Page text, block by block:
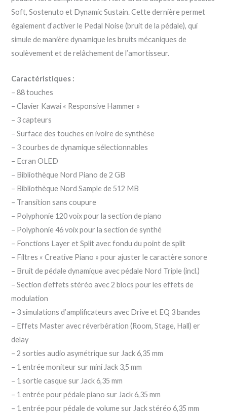
Soft, Sostenuto et Dynamic Sustain. Cette dernière permet
également d’activer le Pedal Noise (bruit de la pédale), qui
simule de manière dynamique les bruits mécaniques de
soulèvement et de relâchement de l’amortisseur.
Caractéristiques :
– 88 touches
– Clavier Kawai « Responsive Hammer »
– 3 capteurs
– Surface des touches en ivoire de synthèse
– 3 courbes de dynamique sélectionnables
– Ecran OLED
– Bibliothèque Nord Piano de 2 GB
– Bibliothèque Nord Sample de 512 MB
– Transition sans coupure
– Polyphonie 120 voix pour la section de piano
– Polyphonie 46 voix pour la section de synthé
– Fonctions Layer et Split avec fondu du point de split
– Filtres « Creative Piano » pour ajuster le caractère sonore
– Bruit de pédale dynamique avec pédale Nord Triple (incl.)
– Section d’effets stéréo avec 2 blocs pour les effets de
modulation
– 3 simulations d’amplificateurs avec Drive et EQ 3 bandes
– Effets Master avec réverbération (Room, Stage, Hall) er
delay
– 2 sorties audio asymétrique sur Jack 6,35 mm
– 1 entrée moniteur sur mini Jack 3,5 mm
– 1 sortie casque sur Jack 6,35 mm
– 1 entrée pour pédale piano sur Jack 6,35 mm
– 1 entrée pour pédale de volume sur Jack stéréo 6,35 mm